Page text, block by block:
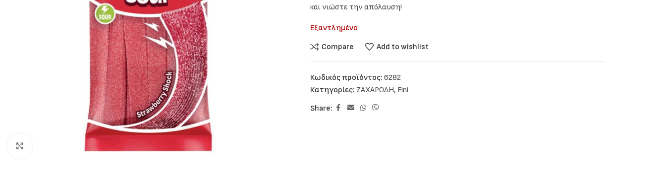
και νιώστε την απόλαυση!
Εξαντλημένο
Compare
Add to wishlist
Κωδικός προϊόντος: 6282
Κατηγορίες: ΖΑΧΑΡΩΔΗ, Fini
Share: